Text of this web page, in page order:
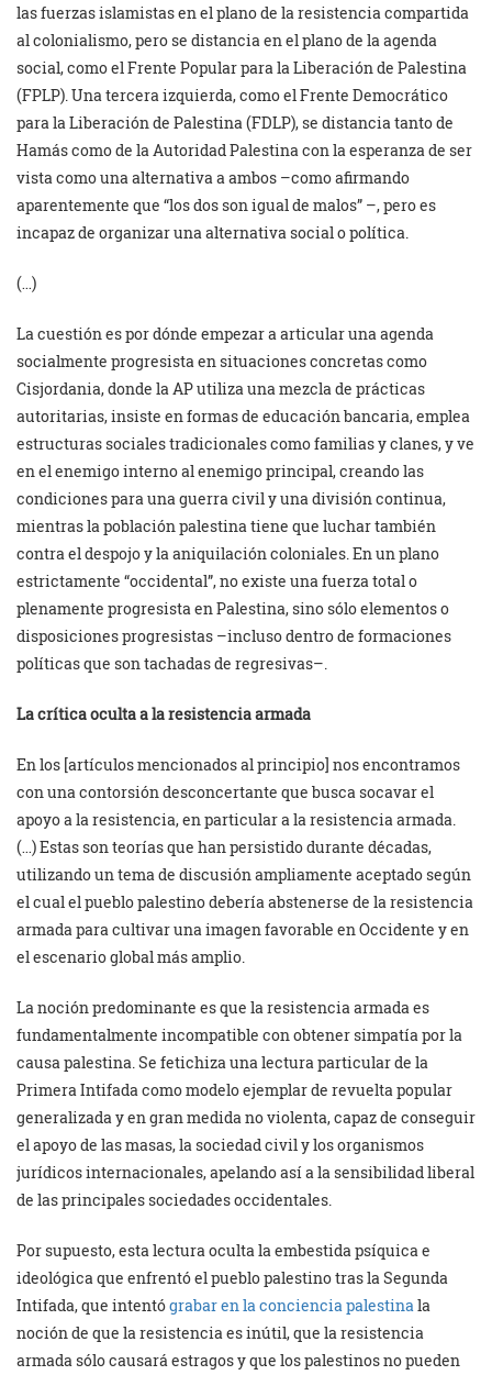
las fuerzas islamistas en el plano de la resistencia compartida
al colonialismo, pero se distancia en el plano de la agenda
social, como el Frente Popular para la Liberación de Palestina
(FPLP). Una tercera izquierda, como el Frente Democrático
para la Liberación de Palestina (FDLP), se distancia tanto de
Hamás como de la Autoridad Palestina con la esperanza de ser
vista como una alternativa a ambos –como afirmando
aparentemente que “los dos son igual de malos” –, pero es
incapaz de organizar una alternativa social o política.
(…)
La cuestión es por dónde empezar a articular una agenda
socialmente progresista en situaciones concretas como
Cisjordania, donde la AP utiliza una mezcla de prácticas
autoritarias, insiste en formas de educación bancaria, emplea
estructuras sociales tradicionales como familias y clanes, y ve
en el enemigo interno al enemigo principal, creando las
condiciones para una guerra civil y una división continua,
mientras la población palestina tiene que luchar también
contra el despojo y la aniquilación coloniales. En un plano
estrictamente “occidental”, no existe una fuerza total o
plenamente progresista en Palestina, sino sólo elementos o
disposiciones progresistas –incluso dentro de formaciones
políticas que son tachadas de regresivas–.
La crítica oculta a la resistencia armada
En los [artículos mencionados al principio] nos encontramos
con una contorsión desconcertante que busca socavar el
apoyo a la resistencia, en particular a la resistencia armada.
(…) Estas son teorías que han persistido durante décadas,
utilizando un tema de discusión ampliamente aceptado según
el cual el pueblo palestino debería abstenerse de la resistencia
armada para cultivar una imagen favorable en Occidente y en
el escenario global más amplio.
La noción predominante es que la resistencia armada es
fundamentalmente incompatible con obtener simpatía por la
causa palestina. Se fetichiza una lectura particular de la
Primera Intifada como modelo ejemplar de revuelta popular
generalizada y en gran medida no violenta, capaz de conseguir
el apoyo de las masas, la sociedad civil y los organismos
jurídicos internacionales, apelando así a la sensibilidad liberal
de las principales sociedades occidentales.
Por supuesto, esta lectura oculta la embestida psíquica e
ideológica que enfrentó el pueblo palestino tras la Segunda
Intifada, que intentógrabar en la conciencia palestina la
noción de que la resistencia es inútil, que la resistencia
armada sólo causará estragos y que los palestinos no pueden